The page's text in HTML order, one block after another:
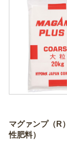
マグァンプ（R
性肥料）